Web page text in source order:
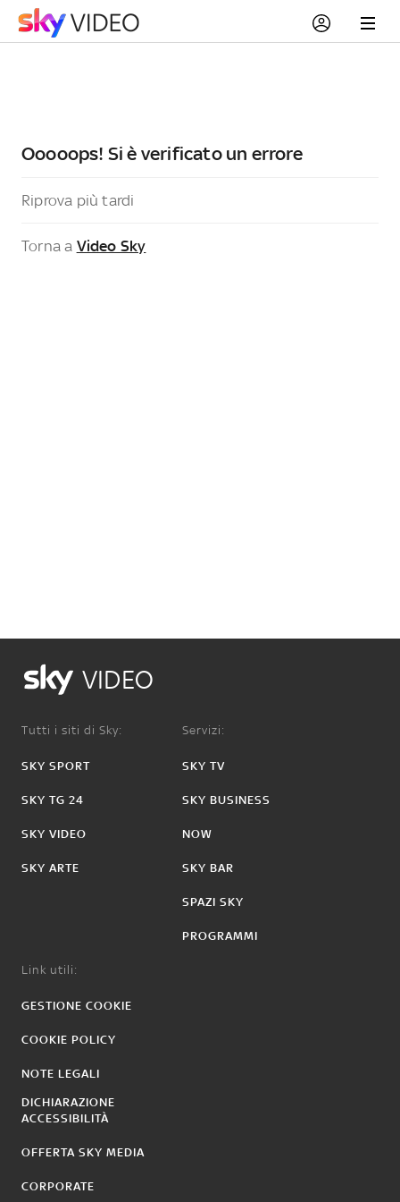
Ooooops! Si è verificato un errore
Riprova più tardi
Torna a Video Sky
VIDEO
Tutti i siti di Sky:
SKY SPORT
SKY TG 24
SKY VIDEO
SKY ARTE
Servizi:
SKY TV
SKY BUSINESS
NOW
SKY BAR
SPAZI SKY
PROGRAMMI
Link utili:
GESTIONE COOKIE
COOKIE POLICY
NOTE LEGALI
DICHIARAZIONE
ACCESSIBILITÀ
OFFERTA SKY MEDIA
CORPORATE